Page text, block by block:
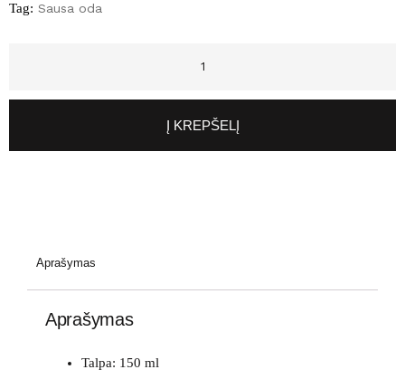
Tag: Sausa oda
Į KREPŠELĮ
Aprašymas
Aprašymas
Talpa: 150 ml